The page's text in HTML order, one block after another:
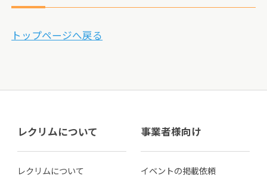
トップページへ戻る
レクリムについて
レクリムについて
事業者様向け
イベントの掲載依頼